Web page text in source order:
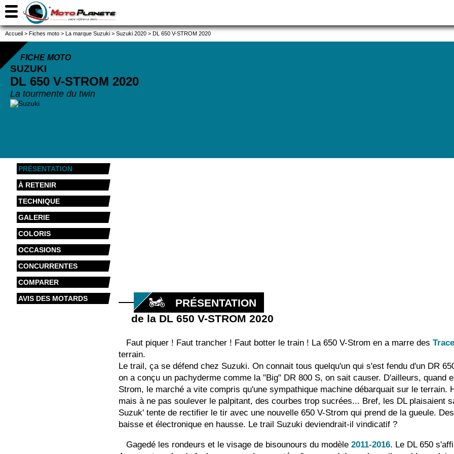
Accueil > Fiches moto > La marque Suzuki > Suzuki 2020 > DL 650 V-STROM 2020
FICHE MOTO
SUZUKI
DL 650 V-STROM 2020
La tourmente du twin
PRÉSENTATION
À RETENIR
TECHNIQUE
GALERIE
COLORIS
OCCASIONS
CONCURRENTES
COMPARER
AVIS DES MOTARDS
PRÉSENTATION
de la DL 650 V-STROM 2020
Faut piquer ! Faut trancher ! Faut botter le train ! La 650 V-Strom en a marre des
terrain.
Le trail, ça se défend chez Suzuki. On connait tous quelqu'un qui s'est fendu d'un DR
on a conçu un pachyderme comme la "Big" DR 800 S, on sait causer. D'ailleurs, quand
Strom, le marché a vite compris qu'une sympathique machine débarquait sur le terrain.
mais à ne pas soulever le palpitant, des courbes trop sucrées... Bref, les DL plaisaient
Suzuk' tente de rectifier le tir avec une nouvelle 650 V-Strom qui prend de la gueule.
baisse et électronique en hausse. Le trail Suzuki deviendrait-il vindicatif ?
Gagedé les rondeurs et le visage de bisounours du modèle2011-2016. Le DL 650